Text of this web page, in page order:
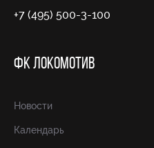
+7 (495) 500-3-100
ФК ЛОКОМОТИВ
Новости
Календарь